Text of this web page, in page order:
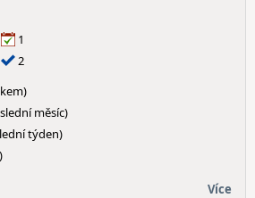
1
2
měsíc)
týden)
Více